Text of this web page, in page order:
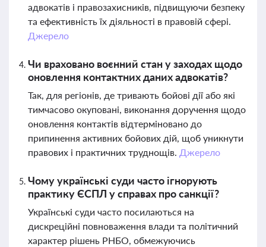
адвокатів і правозахисників, підвищуючи безпеку
та ефективність їх діяльності в правовій сфері.
Джерело
Чи враховано воєнний стан у заходах щодо
оновлення контактних даних адвокатів?
Так, для регіонів, де тривають бойові дії або які
тимчасово окуповані, виконання доручення щодо
оновлення контактів відтерміновано до
припинення активних бойових дій, щоб уникнути
правових і практичних труднощів. Джерело
Чому українські суди часто ігнорують
практику ЄСПЛ у справах про санкції?
Українські суди часто посилаються на
дискреційні повноваження влади та політичний
характер рішень РНБО, обмежуючись